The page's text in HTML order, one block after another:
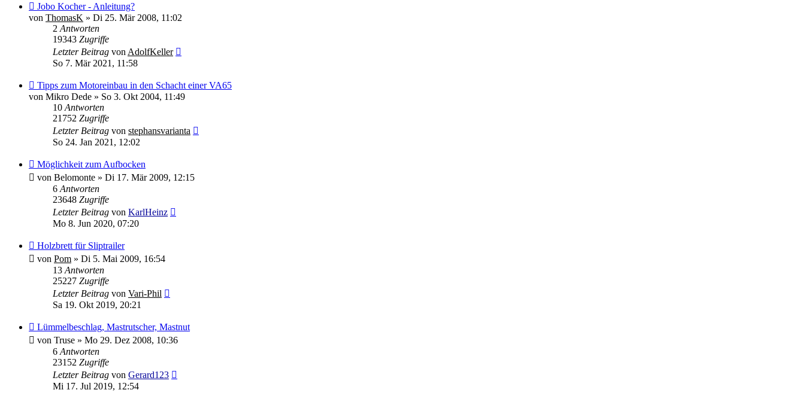
Jobo Kocher - Anleitung?
von ThomasK » Di 25. Mär 2008, 11:02
2 Antworten
19343 Zugriffe
Letzter Beitrag von AdolfKeller
So 7. Mär 2021, 11:58
Tipps zum Motoreinbau in den Schacht einer VA65
von Mikro Dede » So 3. Okt 2004, 11:49
10 Antworten
21752 Zugriffe
Letzter Beitrag von stephansvarianta
So 24. Jan 2021, 12:02
Möglichkeit zum Aufbocken
von Belomonte » Di 17. Mär 2009, 12:15
6 Antworten
23648 Zugriffe
Letzter Beitrag von KarlHeinz
Mo 8. Jun 2020, 07:20
Holzbrett für Sliptrailer
von Pom » Di 5. Mai 2009, 16:54
13 Antworten
25227 Zugriffe
Letzter Beitrag von Vari-Phil
Sa 19. Okt 2019, 20:21
Lümmelbeschlag, Mastrutscher, Mastnut
von Truse » Mo 29. Dez 2008, 10:36
6 Antworten
23152 Zugriffe
Letzter Beitrag von Gerard123
Mi 17. Jul 2019, 12:54